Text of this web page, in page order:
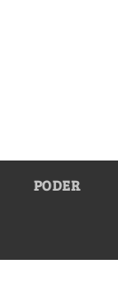
PODER